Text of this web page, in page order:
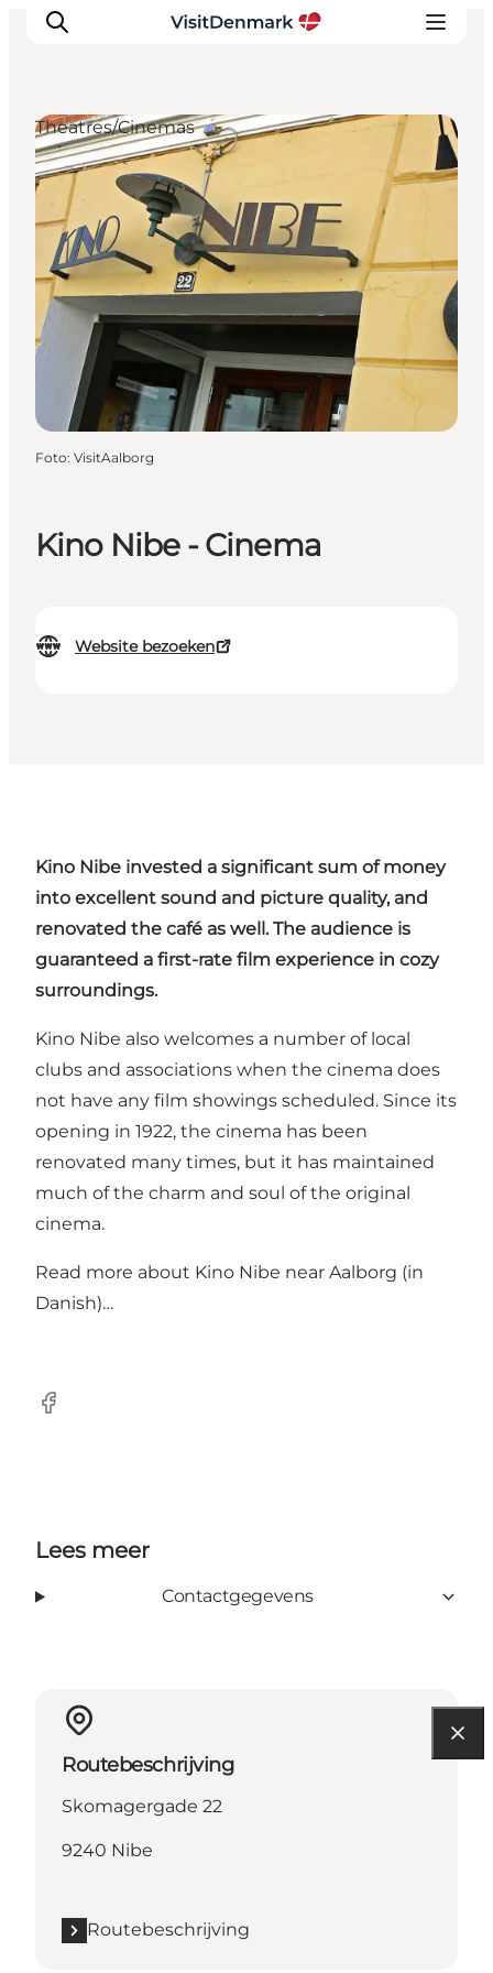
Inspiratie
Bestemmingen
Wat te doen
Accommodaties
Plan je reis
Kino Nibe - Cinema
Website bezoeken
Theatres/Cinemas
Foto: VisitAalborg
Kino Nibe invested a significant sum of money
into excellent sound and picture quality, and
renovated the café as well. The audience is
guaranteed a first-rate film experience in cozy
surroundings.
Kino Nibe also welcomes a number of local
clubs and associations when the cinema does
not have any film showings scheduled. Since its
opening in 1922, the cinema has been
renovated many times, but it has maintained
much of the charm and soul of the original
cinema.
Read more about Kino Nibe near Aalborg (in
Danish)…
Facebook
Lees meer
Contactgegevens
Routebeschrijving
Skomagergade 22
9240 Nibe
Routebeschrijving